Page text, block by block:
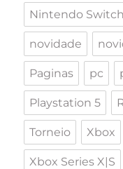
Nintendo Switch
novidade
Paginas pc
Playstation 5
Torneio Xbox
Xbox Series X|S